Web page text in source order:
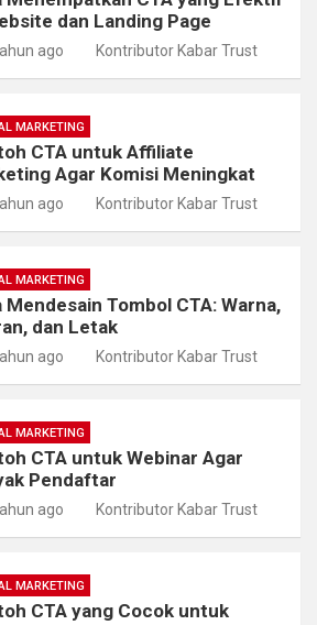
dan Landing Page
ago Kontributor Kabar Trust
MARKETING
CTA untuk Affiliate
Agar Komisi Meningkat
ago Kontributor Kabar Trust
MARKETING
Mendesain Tombol CTA: Warna,
dan Letak
ago Kontributor Kabar Trust
MARKETING
CTA untuk Webinar Agar
Pendaftar
ago Kontributor Kabar Trust
MARKETING
CTA yang Cocok untuk